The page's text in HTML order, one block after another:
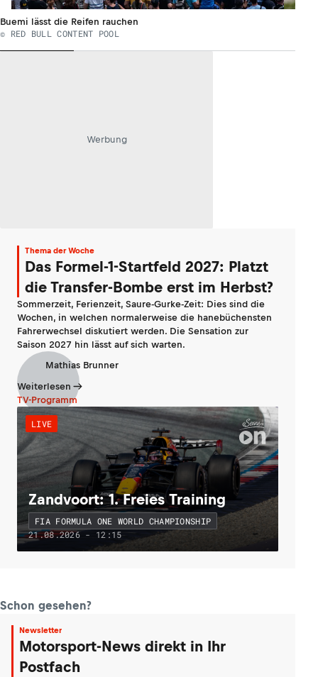
Buemi lässt die Reifen rauchen
© RED BULL CONTENT POOL
Werbung
Thema der Woche
Das Formel-1-Startfeld 2027: Platzt
die Transfer-Bombe erst im Herbst?
Sommerzeit, Ferienzeit, Saure-Gurke-Zeit: Dies sind die
Wochen, in welchen normalerweise die hanebüchensten
Fahrerwechsel diskutiert werden. Die Sensation zur
Saison 2027 hin lässt auf sich warten.
Mathias Brunner
Weiterlesen
TV-Programm
LIVE
Zandvoort: 1. Freies Training
FIA FORMULA ONE WORLD CHAMPIONSHIP
21.08.2026 - 12:15
Schon gesehen?
Newsletter
Motorsport-News direkt in Ihr
Postfach